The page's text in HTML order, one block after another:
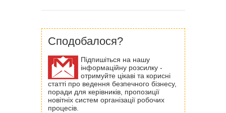
Сподобалося?
Підпишіться на нашу
інформаційну розсилку -
отримуйте цікаві та корисні
статті про ведення безпечного бізнесу,
поради для керівників, пропозиції
новітніх систем організації робочих
процесів.